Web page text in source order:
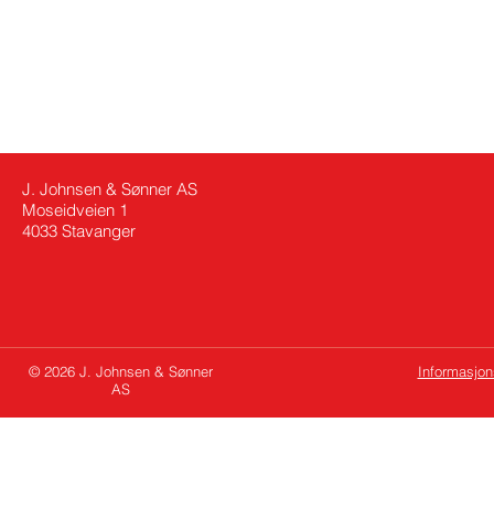
J. Johnsen & Sønner AS
Moseidveien 1
4033 Stavanger
© 2026 J. Johnsen & Sønner
AS